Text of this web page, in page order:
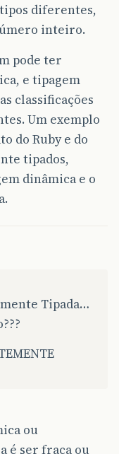
tipos diferentes,
inteiro.
pode ter
e tipagem
classificações
Um exemplo
do Ruby e do
tipados,
dinâmica e o
Tipada…
ou
é ser fraca ou